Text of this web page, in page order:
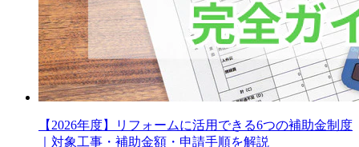
【2026年度】リフォームに活用できる6つの補助金制度
｜対象工事・補助金額・申請手順を解説